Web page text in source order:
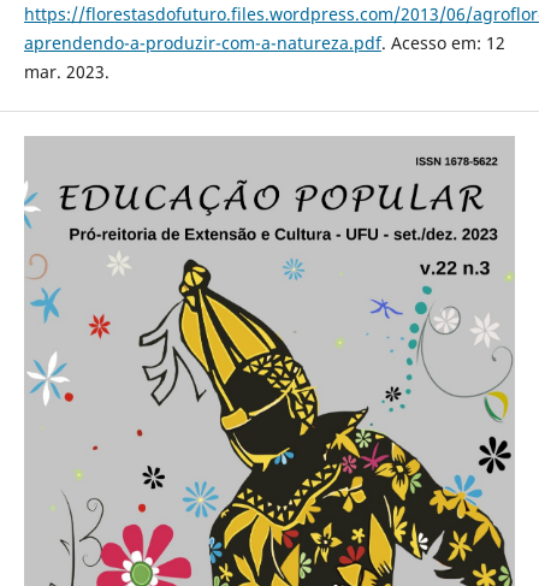
https://florestasdofuturo.files.wordpress.com/2013/06/
aprendendo-a-produzir-com-a-natureza.pdf. Acesso em: 12
mar. 2023.